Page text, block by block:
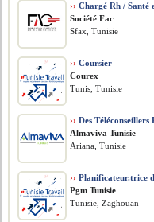
›› Chargé Rh / Santé
Société Fac
Sfax, Tunisie
›› Coursier
Courex
Tunis, Tunisie
›› Des Téléconseillers
Almaviva Tunisie
Ariana, Tunisie
›› Planificateur.trice
Pgm Tunisie
Tunisie, Zaghouan